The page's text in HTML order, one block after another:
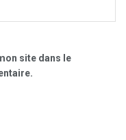
site dans le